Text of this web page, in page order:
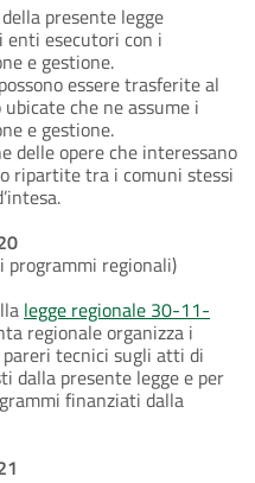
presente legge
enti esecutori con i
e gestione.
essere trasferite al
che ne assume i
e gestione.
delle opere che interessano
ripartite tra i comuni stessi
programmi regionali)
legge regionale 30-11-
regionale organizza i
tecnici sugli atti di
dalla presente legge e per
finanziati dalla